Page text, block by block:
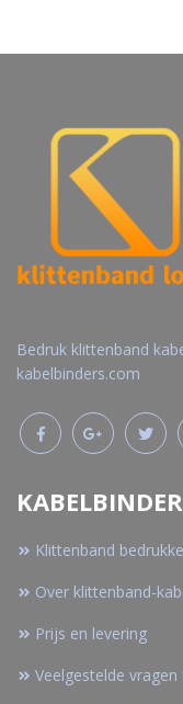
Bedruk klittenband
kabelbinders.com
Klittenband
Over klittenband-
Prijs en levering
Veelgestelde vragen